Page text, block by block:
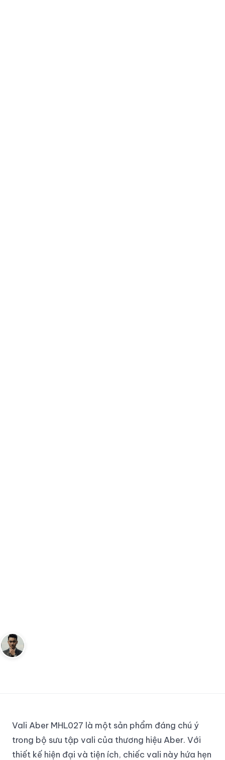
Vali Aber MHL027 là một sản phẩm đáng chú ý
trong bộ sưu tập vali của thương hiệu Aber. Với
thiết kế hiện đại và tiện ích, chiếc vali này hứa hẹn